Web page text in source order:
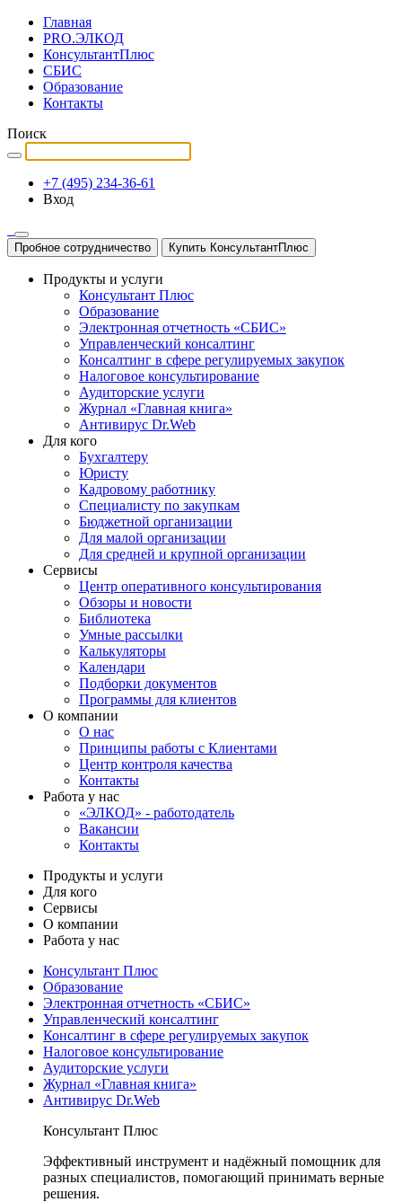
Главная
PRO.ЭЛКОД
КонсультантПлюс
СБИС
Образование
Контакты
Поиск
+7 (495) 234-36-61
Вход
Пробное сотрудничество Купить КонсультантПлюс
Продукты и услуги
Консультант Плюс
Образование
Электронная отчетность «СБИС»
Управленческий консалтинг
Консалтинг в сфере регулируемых закупок
Налоговое консультирование
Аудиторские услуги
Журнал «Главная книга»
Антивирус Dr.Web
Для кого
Бухгалтеру
Юристу
Кадровому работнику
Специалисту по закупкам
Бюджетной организации
Для малой организации
Для средней и крупной организации
Сервисы
Центр оперативного консультирования
Обзоры и новости
Библиотека
Умные рассылки
Калькуляторы
Календари
Подборки документов
Программы для клиентов
О компании
О нас
Принципы работы с Клиентами
Центр контроля качества
Контакты
Работа у нас
«ЭЛКОД» - работодатель
Вакансии
Контакты
Продукты и услуги
Для кого
Сервисы
О компании
Работа у нас
Консультант Плюс
Образование
Электронная отчетность «СБИС»
Управленческий консалтинг
Консалтинг в сфере регулируемых закупок
Налоговое консультирование
Аудиторские услуги
Журнал «Главная книга»
Антивирус Dr.Web
Консультант Плюс
Эффективный инструмент и надёжный помощник для
разных специалистов, помогающий принимать верные
решения.